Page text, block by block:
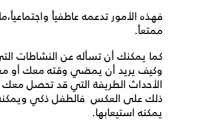
فهذه الأمور تدعمه عاطفياً
ممتعاً.
كما يمكنك أن تسأله عن النشاطات
وكيف يريد أن يمضي وقته معك أو مع
الأحداث الطريفة التي قد تحصل معك
ذلك على العكس فالطفل ذكي ويمكنه
يمكنه استيعابها.